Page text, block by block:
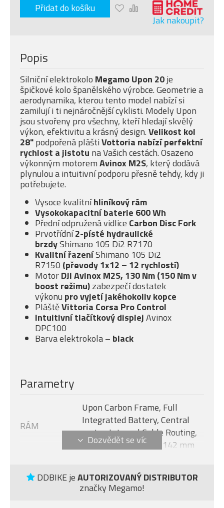
Přidat do košíku
Jak nakoupit?
DDBIKE jeAUTORIZOVANÝ DISTRIBUTOR
značky Megamo!
Popis
Silniční elektrokolo Megamo Upon 20je
špičkové kolo španělského výrobce. Geometrie a
aerodynamika, kterou tento model nabízí si
zamilují i ti nejnáročnější cyklisti. Modely Upon
jsou stvořeny pro všechny, kteří hledají skvělý
výkon, efektivitu a krásný design.Velikost kol
28"podpořená pláštiVottoria nabízíperfektní
rychlost a jistotu na Vašich cestách. Osazeno
výkonným motoremAvinox M2S, který dodává
plynulou a intuitivní podporu přesně tehdy, kdy ji
potřebujete.
Vysoce kvalitníhliníkový rám
Vysokokapacitní baterie 600 Wh
Přední odpružená vidlice Carbon Disc Fork
Prvotřídní2-písté hydraulické
brzdyShimano 105 Di2 R7170
Kvalitní řazeníShimano 105 Di2
R7150 (převody 1x12 – 12 rychlostí)
MotorDJI Avinox M2S, 130 Nm (150 Nm v
boost režimu)zabezpečí dostatek
výkonu pro vyjetí jakéhokoliv kopce
PláštěVittoria Corsa Pro Control
Intuitivní tlačítkový displejAvinox
DPC100
Barva elektrokola – black
Parametry
RÁM
Upon Carbon Frame, Full
Integratted Battery, Central
motor, Internal Cable Routing,
Flat Mount Disc 12 x 142 mm
150 Nm (1300 W)
L